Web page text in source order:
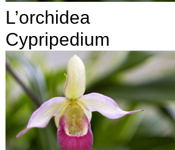
L’orchidea
Cypripedium